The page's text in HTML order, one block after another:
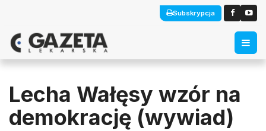
Subskrypcja
Lecha Wałęsy wzór na
demokrację (wywiad)